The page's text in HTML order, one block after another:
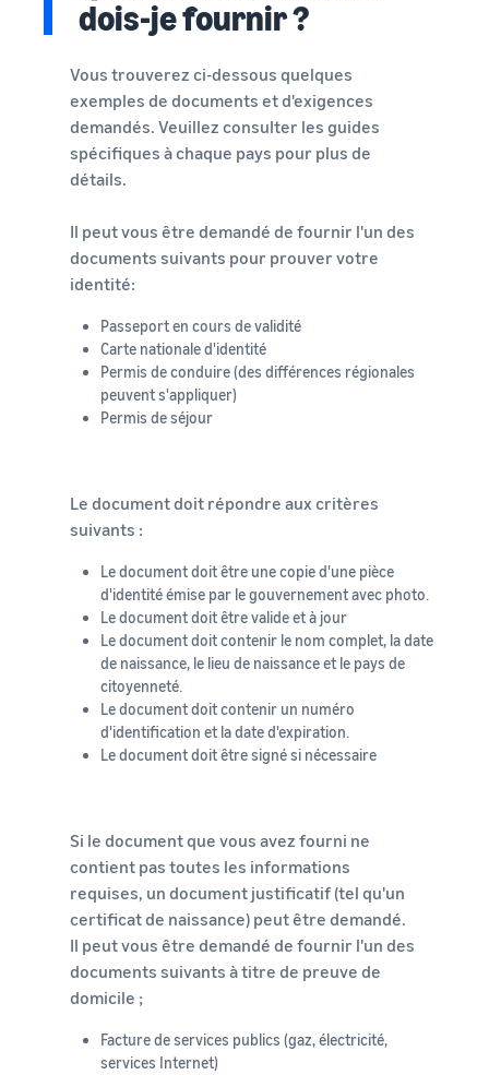
dois-je fournir ?
Vous trouverez ci-dessous quelques
exemples de documents et d'exigences
demandés. Veuillez consulter les guides
spécifiques à chaque pays pour plus de
détails.
Il peut vous être demandé de fournir l'un des
documents suivants pour prouver votre
identité:
Passeport en cours de validité
Carte nationale d'identité
Permis de conduire (des différences régionales
peuvent s'appliquer)
Permis de séjour
Le document doit répondre aux critères
suivants :
Le document doit être une copie d'une pièce
d'identité émise par le gouvernement avec photo.
Le document doit être valide et à jour
Le document doit contenir le nom complet, la date
de naissance, le lieu de naissance et le pays de
citoyenneté.
Le document doit contenir un numéro
d'identification et la date d'expiration.
Le document doit être signé si nécessaire
Si le document que vous avez fourni ne
contient pas toutes les informations
requises, un document justificatif (tel qu'un
certificat de naissance) peut être demandé.
Il peut vous être demandé de fournir l'un des
documents suivants à titre de preuve de
domicile ;
Facture de services publics (gaz, électricité,
services Internet)